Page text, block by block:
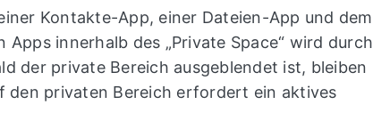
Kontakte-App, einer Dateien-App und dem
innerhalb des „Private Space“ wird durch
der private Bereich ausgeblendet ist, bleiben
den privaten Bereich erfordert ein aktives